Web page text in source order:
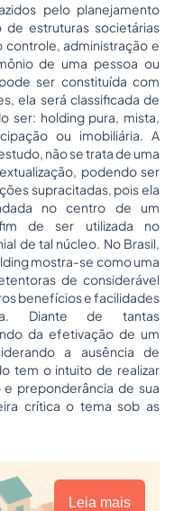
pelo planejamento
estruturas societárias
controle, administração e
de uma pessoa ou
ser constituída com
ela será classificada de
ser: holding pura, mista,
ou imobiliária. A
não se trata de uma
podendo ser
supracitadas, pois ela
no centro de um
de ser utilizada no
de tal núcleo. No Brasil,
mostra-se como uma
de considerável
benefícios e facilidades
Diante de tantas
da efetivação de um
a ausência de
tem o intuito de realizar
preponderância de sua
crítica o tema sob as
Leia mais